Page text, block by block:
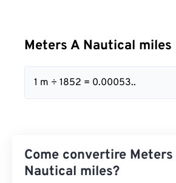
Meters A Nautical miles
1 m ÷ 1852 = 0.00053..
Come convertire Meters
Nautical miles?